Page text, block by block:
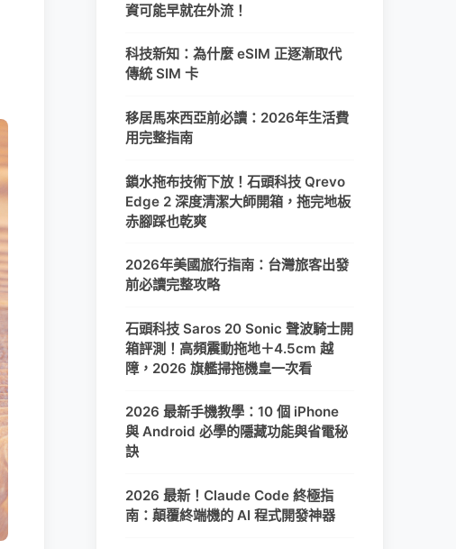
資可能早就在外流！
科技新知：為什麼 eSIM 正逐漸取代
傳統 SIM 卡
移居馬來西亞前必讀：2026年生活費
用完整指南
鎖水拖布技術下放！石頭科技 Qrevo
Edge 2 深度清潔大師開箱，拖完地板
赤腳踩也乾爽
2026年美國旅行指南：台灣旅客出發
前必讀完整攻略
石頭科技 Saros 20 Sonic 聲波騎士開
箱評測！高頻震動拖地＋4.5cm 越
障，2026 旗艦掃拖機皇一次看
2026 最新手機教學：10 個 iPhone
與 Android 必學的隱藏功能與省電秘
訣
2026 最新！Claude Code 終極指
南：顛覆終端機的 AI 程式開發神器